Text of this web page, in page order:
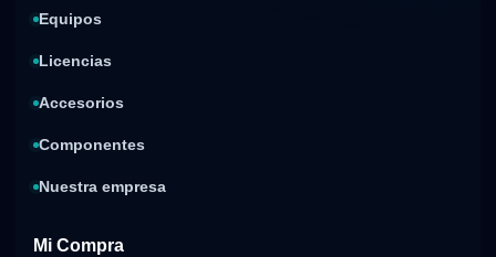
Equipos
Licencias
Accesorios
Componentes
Nuestra empresa
Mi Compra